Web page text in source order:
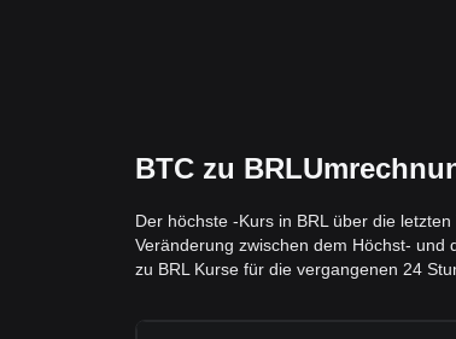
BTC zu
Der höchste -Kurs in BRL über die
Veränderung zwischen dem Höchst- und
zu BRL Kurse für die vergangenen 24